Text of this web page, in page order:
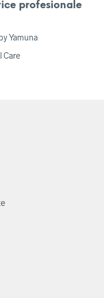
profesionale
Yamuna
Care